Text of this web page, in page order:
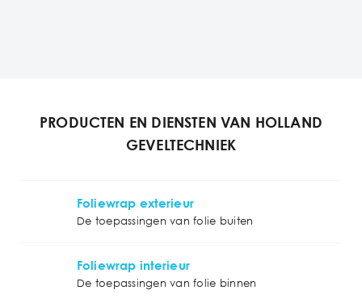
PRODUCTEN EN DIENSTEN VAN HOLLAND
GEVELTECHNIEK
Foliewrap exterieur
De toepassingen van folie buiten
Foliewrap interieur
De toepassingen van folie binnen